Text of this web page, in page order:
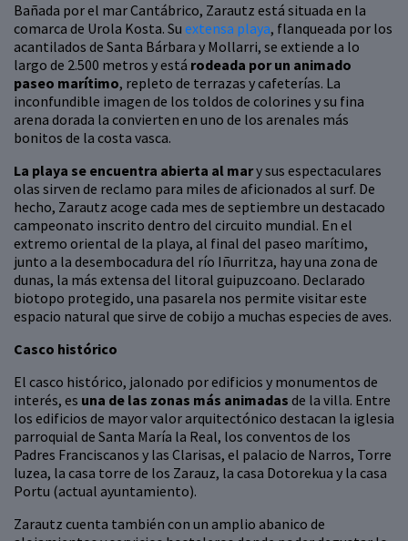
Bañada por el mar Cantábrico, Zarautz está situada en la
comarca de Urola Kosta. Su extensa playa, flanqueada por los
acantilados de Santa Bárbara y Mollarri, se extiende a lo
largo de 2.500 metros y está rodeada por un animado
paseo marítimo, repleto de terrazas y cafeterías. La
inconfundible imagen de los toldos de colorines y su fina
arena dorada la convierten en uno de los arenales más
bonitos de la costa vasca.
La playa se encuentra abierta al mary sus espectaculares
olas sirven de reclamo para miles de aficionados al surf. De
hecho, Zarautz acoge cada mes de septiembre un destacado
campeonato inscrito dentro del circuito mundial. En el
extremo oriental de la playa, al final del paseo marítimo,
junto a la desembocadura del río Iñurritza, hay una zona de
dunas, la más extensa del litoral guipuzcoano. Declarado
biotopo protegido, una pasarela nos permite visitar este
espacio natural que sirve de cobijo a muchas especies de aves.
Casco histórico
El casco histórico, jalonado por edificios y monumentos de
interés, es una de las zonas más animadas de la villa. Entre
los edificios de mayor valor arquitectónico destacan la iglesia
parroquial de Santa María la Real, los conventos de los
Padres Franciscanos y las Clarisas, el palacio de Narros, Torre
luzea, la casa torre de los Zarauz, la casa Dotorekua y la casa
Portu (actual ayuntamiento).
Zarautz cuenta también con un amplio abanico de